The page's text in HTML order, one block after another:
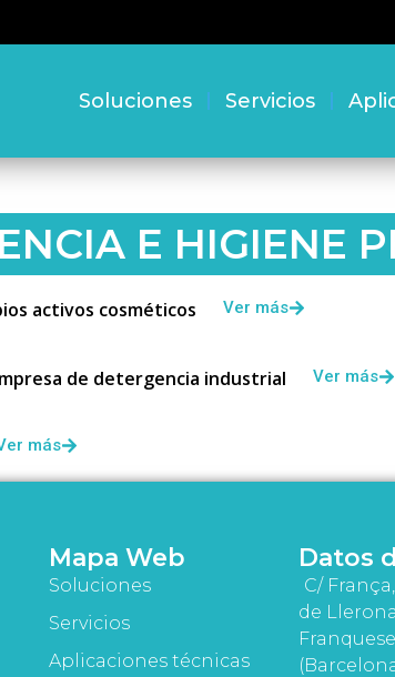
Soluciones Servicios
E HIGIENE
activos cosméticos Ver más
de detergencia industrial Ver más
más
Mapa Web
Soluciones
Servicios
Aplicaciones técnicas
Datos
C/
de